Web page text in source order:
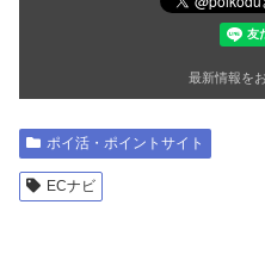
最新情報を
ポイ活・ポイントサイト
ECナビ